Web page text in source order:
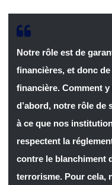
Notre rôle est de
financières, et donc
financière. Comment
d’abord, notre rôle de
à ce que nos
respectent la
contre le blanchiment
terrorisme. Pour cela,